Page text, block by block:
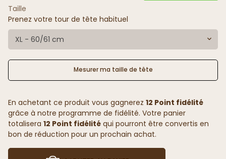
Taille
Prenez votre tour de tête habituel
XL - 60/61 cm
Mesurer ma taille de tête
En achetant ce produit vous gagnerez 12 Point fidélité
grâce à notre programme de fidélité. Votre panier
totalisera 12 Point fidélité qui pourront être convertis en
bon de réduction pour un prochain achat.